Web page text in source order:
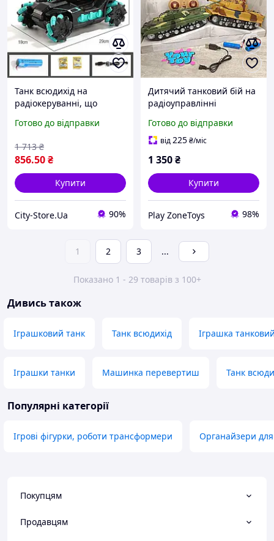
Танк всюдихід на
радіокеруванні, що
кульками (чорний із
Готово до відправки
856.50₴
1 713 ₴
Купити
City-Store.Ua 90%
Дитячий танковий бій на
радіоуправлінні
обертається, звук
двигуна, світяться фари )
Готово до відправки
від225₴/міс
1 350₴
Купити
Play ZoneToys 98%
1 2 3 ...
Показано 1 - 29 товарів з 100+
Дивись також
Іграшковий танк Танк всюдихід Іграшка
Іграшки танки Машинка перевертиш Танк
Популярні категорії
Ігрові фігурки, роботи трансформери Органайзери
Покупцям
Продавцям